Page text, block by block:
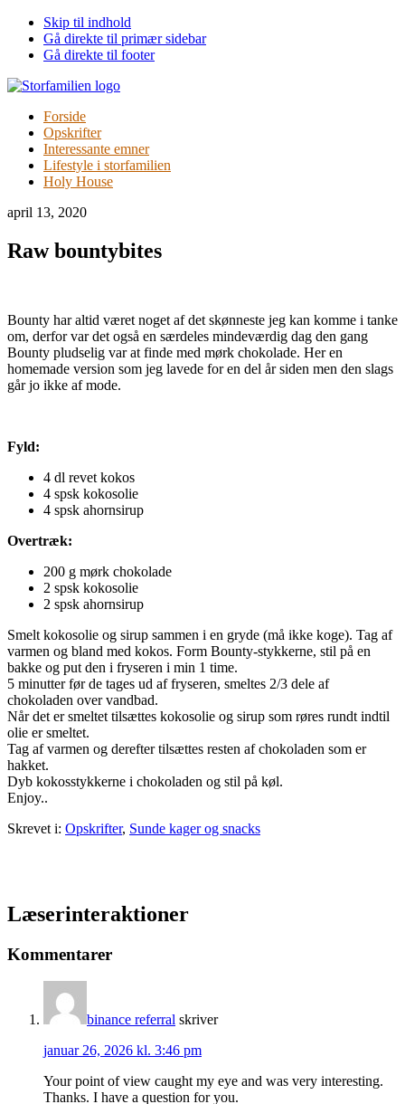
Skip til indhold
Gå direkte til primær sidebar
Gå direkte til footer
Forside
Opskrifter
Interessante emner
Lifestyle i storfamilien
Holy House
april 13, 2020
Raw bountybites
Bounty har altid været noget af det skønneste jeg kan komme i tanke
om, derfor var det også en særdeles mindeværdig dag den gang
Bounty pludselig var at finde med mørk chokolade. Her en
homemade version som jeg lavede for en del år siden men den slags
går jo ikke af mode.
Fyld:
4 dl revet kokos
4 spsk kokosolie
4 spsk ahornsirup
Overtræk:
200 g mørk chokolade
2 spsk kokosolie
2 spsk ahornsirup
Smelt kokosolie og sirup sammen i en gryde (må ikke koge). Tag af
varmen og bland med kokos. Form Bounty-stykkerne, stil på en
bakke og put den i fryseren i min 1 time.
5 minutter før de tages ud af fryseren, smeltes 2/3 dele af
chokoladen over vandbad.
Når det er smeltet tilsættes kokosolie og sirup som røres rundt indtil
olie er smeltet.
Tag af varmen og derefter tilsættes resten af chokoladen som er
hakket.
Dyb kokosstykkerne i chokoladen og stil på køl.
Enjoy..
Skrevet i: Opskrifter, Sunde kager og snacks
Læserinteraktioner
Kommentarer
binance referral skriver
januar 26, 2026 kl. 3:46 pm
Your point of view caught my eye and was very interesting.
Thanks. I have a question for you.